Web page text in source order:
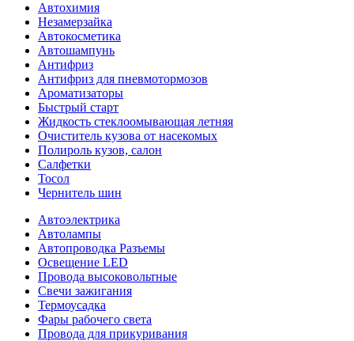
Автохимия
Незамерзайка
Автокосметика
Автошампунь
Антифриз
Антифриз для пневмотормозов
Ароматизаторы
Быстрый старт
Жидкость стеклоомывающая летняя
Очиститель кузова от насекомых
Полироль кузов, салон
Салфетки
Тосол
Чернитель шин
Автоэлектрика
Автолампы
Автопроводка Разъемы
Освещение LED
Провода высоковольтные
Свечи зажигания
Термоусадка
Фары рабочего света
Провода для прикуривания